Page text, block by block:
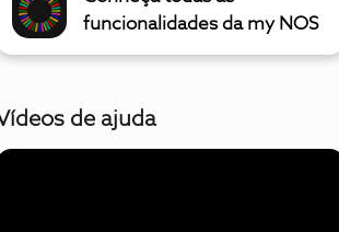
funcionalidades da my NOS
de ajuda